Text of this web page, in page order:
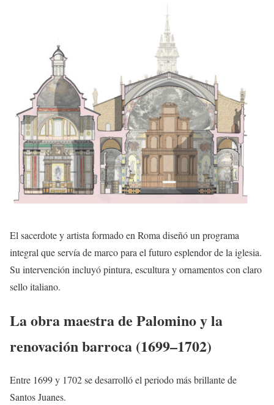
El sacerdote y artista formado en Roma diseñó un programa
integral que servía de marco para el futuro esplendor de la iglesia.
Su intervención incluyó pintura, escultura y ornamentos con claro
sello italiano.
La obra maestra de Palomino y la
renovación barroca (1699–1702)
Entre 1699 y 1702 se desarrolló el periodo más brillante de
Santos Juanes.